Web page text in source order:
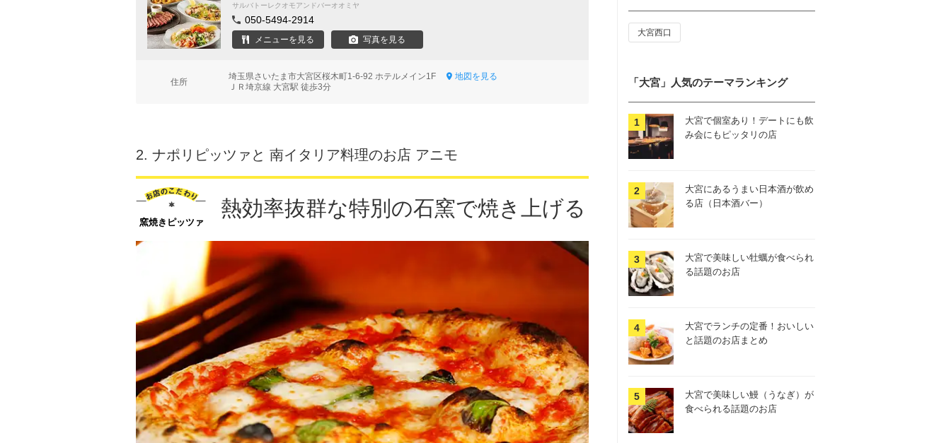
サルバトーレクオモアンドバーオオミヤ
050-5494-2914
メニューを見る 写真を見る
住所
埼玉県さいたま市大宮区桜木町1-6-92 ホテルメイン1F
地図を見る
ＪＲ埼京線 大宮駅 徒歩3分
2. ナポリピッツァと 南イタリア料理のお店 アニモ
窯焼きピッツァ
熱効率抜群な特別の石窯で焼き上げる
大宮西口
「大宮」人気のテーマランキング
大宮で個室あり！デートにも飲
み会にもピッタリの店
大宮にあるうまい日本酒が飲め
る店（日本酒バー）
大宮で美味しい牡蠣が食べられ
る話題のお店
大宮でランチの定番！おいしい
と話題のお店まとめ
大宮で美味しい鰻（うなぎ）が
食べられる話題のお店